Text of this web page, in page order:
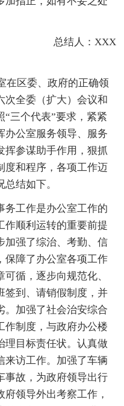
总结人：XXX
在区委、政府的正确领
次全委（扩大）会议和
“三个代表”要求，紧紧
办公室服务领导、服务
挥参谋助手作用，狠抓
度和程序，各项工作迈
结如下。
工作是办公室工作的
作顺利运转的重要前提
加强了综治、考勤、信
保障了办公室各项工作
循，逐步向规范化、
签到、请销假制度，并
。加强了社会治安综合
作制度，与政府办公楼
理目标责任状。认真做
来访工作。加强了车辆
事故，为政府领导出行
领导外出考察工作，